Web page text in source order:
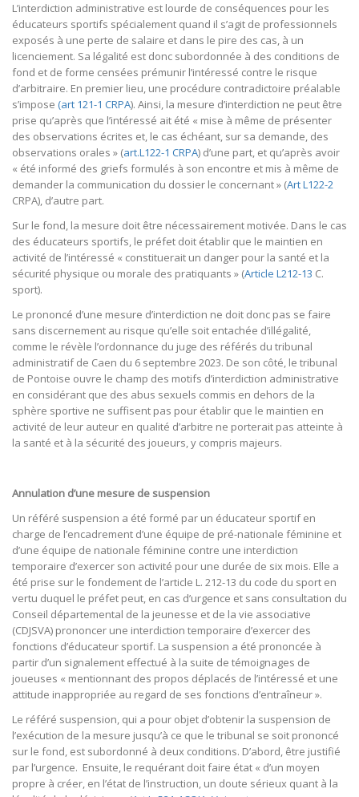
L’interdiction administrative est lourde de conséquences pour les
éducateurs sportifs spécialement quand il s’agit de professionnels
exposés à une perte de salaire et dans le pire des cas, à un
licenciement. Sa légalité est donc subordonnée à des conditions de
fond et de forme censées prémunir l’intéressé contre le risque
d’arbitraire. En premier lieu, une procédure contradictoire préalable
s’impose (art 121-1 CRPA). Ainsi, la mesure d’interdiction ne peut être
prise qu’après que l’intéressé ait été « mise à même de présenter
des observations écrites et, le cas échéant, sur sa demande, des
observations orales » (art.L122-1 CRPA) d’une part, et qu’après avoir
« été informé des griefs formulés à son encontre et mis à même de
demander la communication du dossier le concernant » (Art L122-2
CRPA), d’autre part.
Sur le fond, la mesure doit être nécessairement motivée. Dans le cas
des éducateurs sportifs, le préfet doit établir que le maintien en
activité de l’intéressé « constituerait un danger pour la santé et la
sécurité physique ou morale des pratiquants » (Article L212-13 C.
sport).
Le prononcé d’une mesure d’interdiction ne doit donc pas se faire
sans discernement au risque qu’elle soit entachée d’illégalité,
comme le révèle l’ordonnance du juge des référés du tribunal
administratif de Caen du 6 septembre 2023. De son côté, le tribunal
de Pontoise ouvre le champ des motifs d’interdiction administrative
en considérant que des abus sexuels commis en dehors de la
sphère sportive ne suffisent pas pour établir que le maintien en
activité de leur auteur en qualité d’arbitre ne porterait pas atteinte à
la santé et à la sécurité des joueurs, y compris majeurs.
Annulation d’une mesure de suspension
Un référé suspension a été formé par un éducateur sportif en
charge de l’encadrement d’une équipe de pré-nationale féminine et
d’une équipe de nationale féminine contre une interdiction
temporaire d’exercer son activité pour une durée de six mois. Elle a
été prise sur le fondement de l’article L. 212-13 du code du sport en
vertu duquel le préfet peut, en cas d’urgence et sans consultation du
Conseil départemental de la jeunesse et de la vie associative
(CDJSVA) prononcer une interdiction temporaire d’exercer des
fonctions d’éducateur sportif. La suspension a été prononcée à
partir d’un signalement effectué à la suite de témoignages de
joueuses « mentionnant des propos déplacés de l’intéressé et une
attitude inappropriée au regard de ses fonctions d’entraîneur ».
Le référé suspension, qui a pour objet d’obtenir la suspension de
l’exécution de la mesure jusqu’à ce que le tribunal se soit prononcé
sur le fond, est subordonné à deux conditions. D’abord, être justifié
par l’urgence. Ensuite, le requérant doit faire état « d’un moyen
propre à créer, en l’état de l’instruction, un doute sérieux quant à la